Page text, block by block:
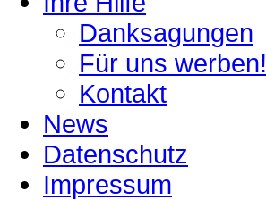
Danksagungen
Für uns werben!
Kontakt
News
Datenschutz
Impressum